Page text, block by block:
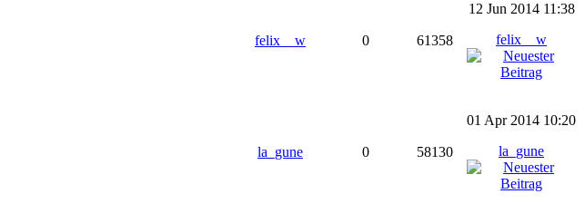
felix__w 0 61358
12 Jun 2014 11:38
felix__w
la_gune 0 58130
01 Apr 2014 10:20
la_gune